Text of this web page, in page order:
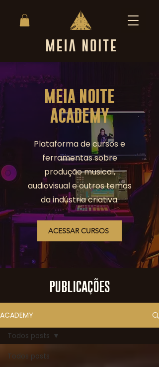
MEIA NOITE
ACADEMY
Plataforma de cursos e
ferramentas sobre
produção musical,
audiovisual e outros temas
da indústria criativa.
ACESSAR CURSOS
PUBLICAÇÕES
ACADEMY
Todos posts
Todos posts